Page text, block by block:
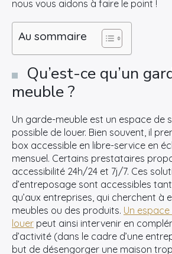
nous vous aidons à faire le point !
Au sommaire
Qu’est-ce qu’un
meuble ?
Un garde-meuble est un espace de
possible de louer. Bien souvent, il
box accessible en libre-service en
mensuel. Certains prestataires
accessibilité 24h/24 et 7j/7. Ces
d’entreposage sont accessibles
qu’aux entreprises, qui cherchent à
meubles ou des produits. Un
louer peut ainsi intervenir en
d’activité (dans le cadre d’une
but de désengorger une maison